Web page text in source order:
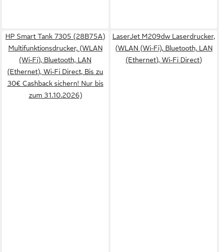
HP Smart Tank 7305 (28B75A)
Multifunktionsdrucker, (WLAN
(Wi-Fi), Bluetooth, LAN
(Ethernet), Wi-Fi Direct, Bis zu
30€ Cashback sichern! Nur bis
zum 31.10.2026)
LaserJet M209dw Laserdrucker,
(WLAN (Wi-Fi), Bluetooth, LAN
(Ethernet), Wi-Fi Direct)